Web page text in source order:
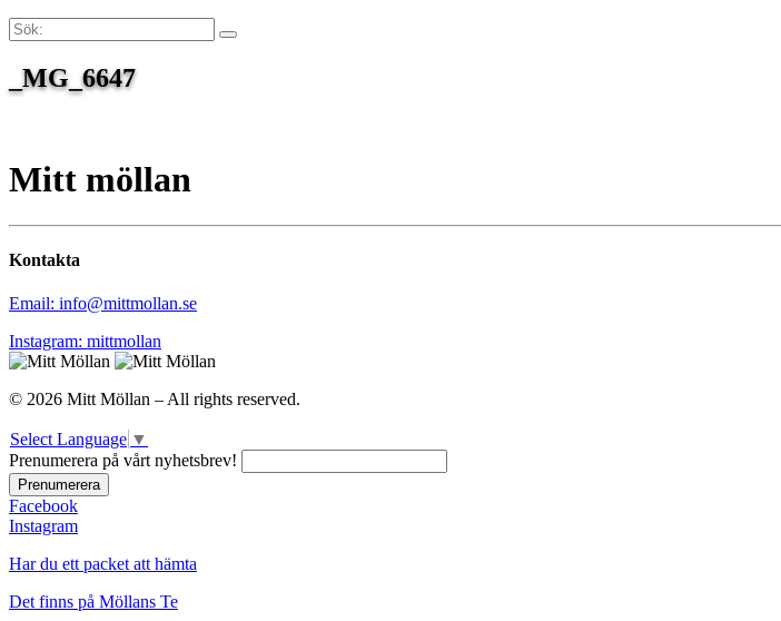
Sök:
Search
_MG_6647
Mitt möllan
Kontakta
Email: info@mittmollan.se
Instagram: mittmollan
© 2026 Mitt Möllan – All rights reserved.
Select Language ▼
Prenumerera på vårt nyhetsbrev!
Facebook
Instagram
Har du ett packet att hämta
Det finns på Möllans Te